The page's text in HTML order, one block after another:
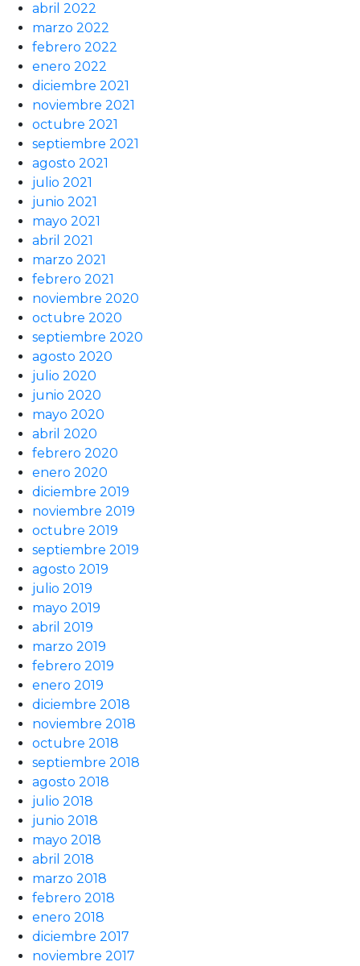
abril 2022
marzo 2022
febrero 2022
enero 2022
diciembre 2021
noviembre 2021
octubre 2021
septiembre 2021
agosto 2021
julio 2021
junio 2021
mayo 2021
abril 2021
marzo 2021
febrero 2021
noviembre 2020
octubre 2020
septiembre 2020
agosto 2020
julio 2020
junio 2020
mayo 2020
abril 2020
febrero 2020
enero 2020
diciembre 2019
noviembre 2019
octubre 2019
septiembre 2019
agosto 2019
julio 2019
mayo 2019
abril 2019
marzo 2019
febrero 2019
enero 2019
diciembre 2018
noviembre 2018
octubre 2018
septiembre 2018
agosto 2018
julio 2018
junio 2018
mayo 2018
abril 2018
marzo 2018
febrero 2018
enero 2018
diciembre 2017
noviembre 2017